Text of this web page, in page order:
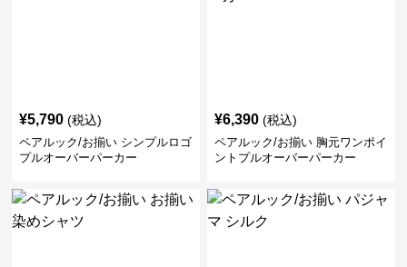
¥5,790 (税込)
ペアルック/お揃い シンプルロゴ
プルオーバーパーカー
¥6,390 (税込)
ペアルック/お揃い 胸元ワンポイ
ントプルオーバーパーカー